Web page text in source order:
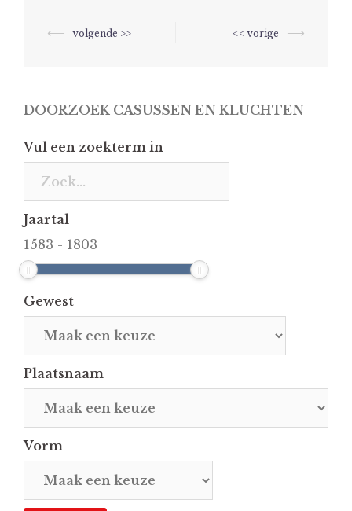
Berichtnavigatie
⟵ ⟶
DOORZOEK CASUSSEN EN KLUCHTEN
Vul een zoekterm in
Jaartal
1583 - 1803
Gewest
Plaatsnaam
Vorm